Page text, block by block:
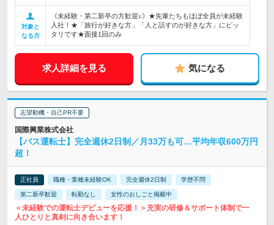
対象と
なる方
《未経験・第二新卒の方歓迎♪》★先輩たちもほぼ全員が未経験
入社！★「旅行が好きな方」「人と話すのが好きな方」にピッ
タリです★面接1回のみ
求人詳細を見る 気になる
志望動機・自己PR不要
国際興業株式会社
【バス運転士】完全週休2日制／月33万も可…平均年収600万円
超！
正社員 職種・業種未経験OK 完全週休2日制 学歴不問
第二新卒歓迎 転勤なし 女性のおしごと掲載中
＜未経験での運転士デビューを応援！＞充実の研修＆サポート体制で一
人ひとりと真剣に向き合います！